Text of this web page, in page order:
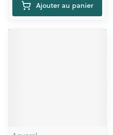
Ajouter au panier